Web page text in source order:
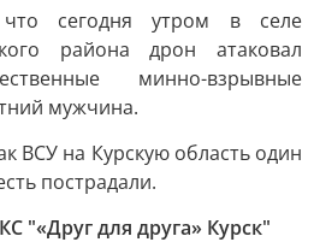
сегодня утром в селе
района дрон атаковал
минно-взрывные
мужчина.
ВСУ на Курскую область один
пострадали.
"«Друг для друга» Курск"